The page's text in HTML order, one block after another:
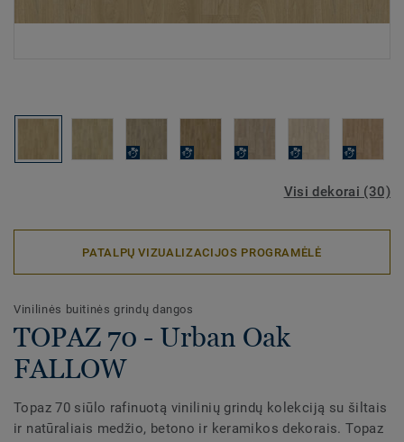
Visi dekorai (30)
PATALPŲ VIZUALIZACIJOS PROGRAMĖLĖ
Vinilinės buitinės grindų dangos
TOPAZ 70 - Urban Oak
FALLOW
Topaz 70 siūlo rafinuotą vinilinių grindų kolekciją su šiltais
ir natūraliais medžio, betono ir keramikos dekorais. Topaz